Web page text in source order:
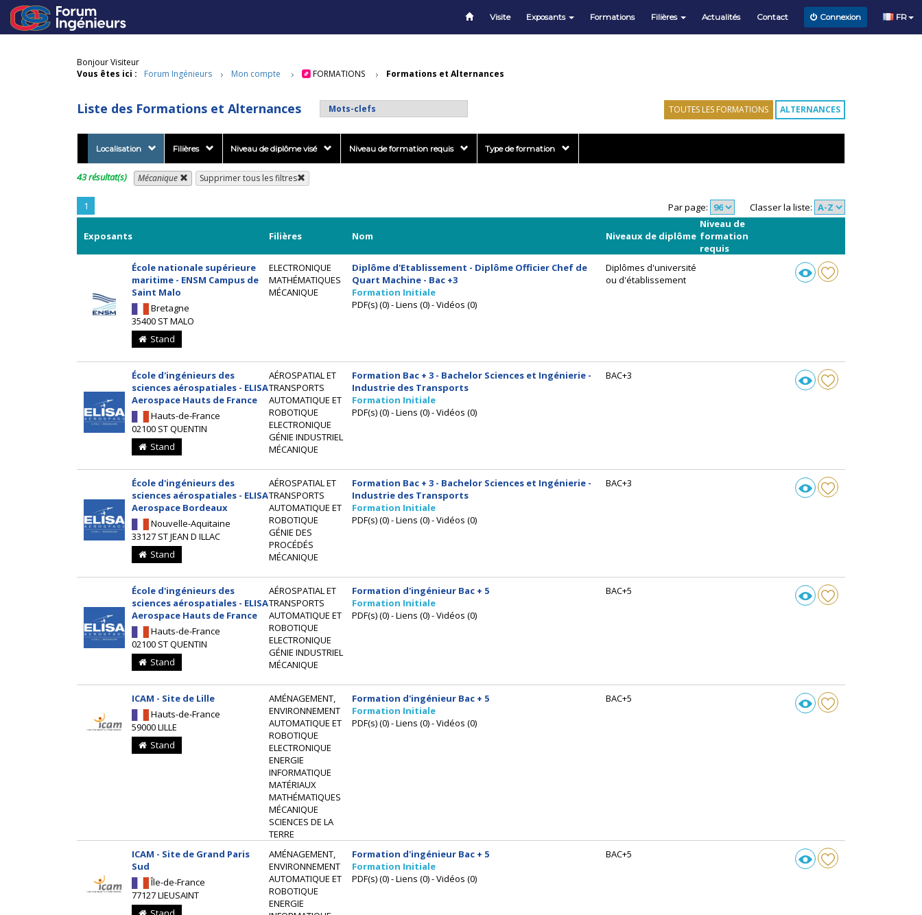
Visite Exposants Formations Filières Actualités Contact Connexion FR
Bonjour Visiteur
Vous êtes ici :
Forum Ingénieurs Mon compte FORMATIONS Formations et Alternances
Liste des Formations et Alternances TOUTES LES FORMATIONS ALTERNANCES
Localisation Filières Niveau de diplôme visé Niveau de formation requis Type de formation
43 résultat(s) Mécanique Supprimer tous les filtres
1 Par page: Classer la liste:
Exposants Filières Nom Niveaux de diplôme
Niveau de
formation
requis
École nationale supérieure
maritime - ENSM Campus de
Saint Malo
Bretagne
35400 ST MALO
Stand
ELECTRONIQUE
MATHÉMATIQUES
MÉCANIQUE
Diplôme d'Etablissement - Diplôme Officier Chef de
Quart Machine - Bac +3
Formation Initiale
PDF(s) (0) - Liens (0) - Vidéos (0)
Diplômes d'université
ou d'établissement
École d'ingénieurs des
sciences aérospatiales - ELISA
Aerospace Hauts de France
Hauts-de-France
02100 ST QUENTIN
Stand
AÉROSPATIAL ET
TRANSPORTS
AUTOMATIQUE ET
ROBOTIQUE
ELECTRONIQUE
GÉNIE INDUSTRIEL
MÉCANIQUE
Formation Bac + 3 - Bachelor Sciences et Ingénierie -
Industrie des Transports
Formation Initiale
PDF(s) (0) - Liens (0) - Vidéos (0)
BAC+3
École d'ingénieurs des
sciences aérospatiales - ELISA
Aerospace Bordeaux
Nouvelle-Aquitaine
33127 ST JEAN D ILLAC
Stand
AÉROSPATIAL ET
TRANSPORTS
AUTOMATIQUE ET
ROBOTIQUE
GÉNIE DES
PROCÉDÉS
MÉCANIQUE
Formation Bac + 3 - Bachelor Sciences et Ingénierie -
Industrie des Transports
Formation Initiale
PDF(s) (0) - Liens (0) - Vidéos (0)
BAC+3
École d'ingénieurs des
sciences aérospatiales - ELISA
Aerospace Hauts de France
Hauts-de-France
02100 ST QUENTIN
Stand
AÉROSPATIAL ET
TRANSPORTS
AUTOMATIQUE ET
ROBOTIQUE
ELECTRONIQUE
GÉNIE INDUSTRIEL
MÉCANIQUE
Formation d'ingénieur Bac + 5
Formation Initiale
PDF(s) (0) - Liens (0) - Vidéos (0)
BAC+5
ICAM - Site de Lille
Hauts-de-France
59000 LILLE
Stand
AMÉNAGEMENT,
ENVIRONNEMENT
AUTOMATIQUE ET
ROBOTIQUE
ELECTRONIQUE
ENERGIE
INFORMATIQUE
MATÉRIAUX
MATHÉMATIQUES
MÉCANIQUE
SCIENCES DE LA
TERRE
Formation d'ingénieur Bac + 5
Formation Initiale
PDF(s) (0) - Liens (0) - Vidéos (0)
BAC+5
ICAM - Site de Grand Paris
Sud
Île-de-France
77127 LIEUSAINT
AMÉNAGEMENT,
ENVIRONNEMENT
AUTOMATIQUE ET
ROBOTIQUE
ENERGIE
Formation d'ingénieur Bac + 5
Formation Initiale
PDF(s) (0) - Liens (0) - Vidéos (0)
BAC+5